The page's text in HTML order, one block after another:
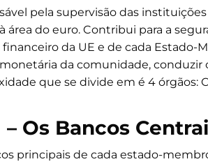
pela supervisão das
área do euro. Contribui para a
da UE e de cada Estado-
da comunidade, conduzir
que se divide em é 4 órgãos:
– Os Bancos
principais de cada estado-